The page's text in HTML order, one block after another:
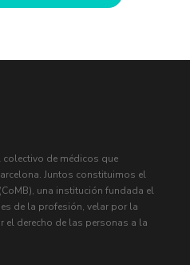
de médicos que
Juntos constituimos el
una institución fundada el
de la profesión, velar por la
el derecho de las personas a la